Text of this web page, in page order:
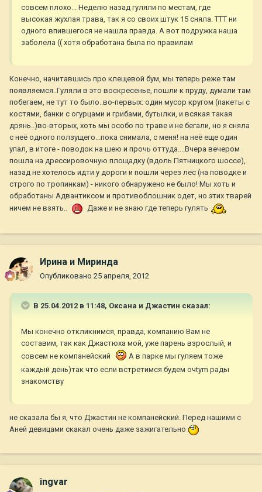
совсем плохо... Неделю назад гуляли по местам, где
высокая жухлая трава, так я со своих штук 15 сняла. ТТТ ни
одного впившегося не нашла правда. А вот подружка наша
заболела (( хотя обработана была по правилам
Конечно, начитавшись про клещевой бум, мы теперь реже там
появляемся..Гуляли в это воскресенье, пошли к пруду, думали там
побегаем, не тут то было..во-первых: один мусор кругом (пакеты с
костями, банки с огурцами и грибами, бутылки, и всякая такая
дрянь..)во-вторых, хоть мы особо по траве и не бегали, но я сняла
с неё одного ползущего...пока снимала, с меня! на неё еще один
упал, в итоге - поводок на шею и прочь оттуда....Вчера вечером
пошла на дрессировочную площадку (вдоль Пятницкого шоссе),
назад не хотелось идти у дороги и пошли через лес (на поводке и
строго по тропинкам) - никого обнаружено не было! Мы хоть и
обработаны Адвантиксом и противоблошник одет, но этих тварей
ничем не взять..
Даже и не знаю где теперь гулять
Ирина и Миринда
Опубликовано 25 апреля, 2012
В 25.04.2012 в 11:48, Оксана и Джастин сказал:
Мы конечно откликнимся, правда, компанию Вам не
составим, так как Джастюха мой, уже парень взрослый, и
совсем не компанейский
А в парке мы гуляем тоже
каждый день)так что если встретимся будем очtym рады
знакомству
не сказала бы я, что Джастин не компанейский. Перед нашими с
Аней девицами скакал очень даже зажигательно
ingvar